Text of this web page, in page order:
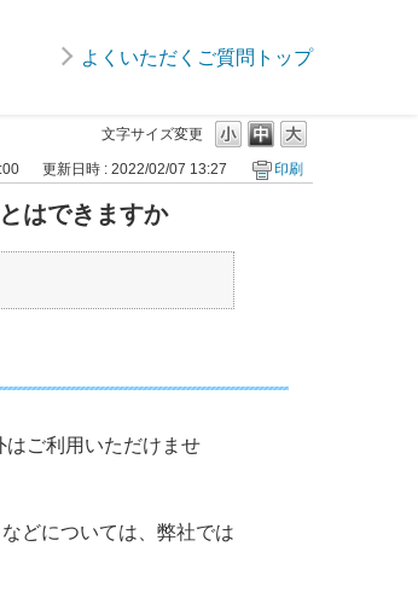
よくいただくご質問トップ
文字サイズ変更
更新日時 : 2022/02/07 13:27 印刷
はできますか
ご利用いただけませ
どについては、弊社では